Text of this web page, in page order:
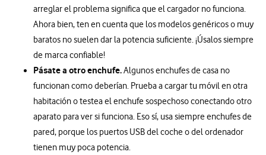
arreglar el problema significa que el cargador no funciona.
Ahora bien, ten en cuenta que los modelos genéricos o muy
baratos no suelen dar la potencia suficiente. ¡Úsalos siempre
de marca confiable!
Pásate a otro enchufe.Algunos enchufes de casa no
funcionan como deberían. Prueba a cargar tu móvil en otra
habitación o testea el enchufe sospechoso conectando otro
aparato para ver si funciona. Eso sí, usa siempre enchufes de
pared, porque los puertos USB del coche o del ordenador
tienen muy poca potencia.